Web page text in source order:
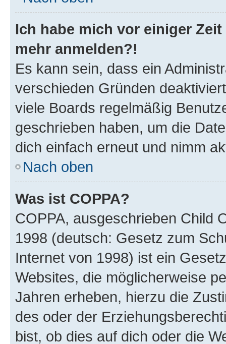
Ich habe mich vor einiger
mehr anmelden?!
Es kann sein, dass ein
verschieden Gründen
viele Boards regelmäßig
geschrieben haben, um die
dich einfach erneut und nimm
Nach oben
Was ist COPPA?
COPPA, ausgeschrieben Child
1998 (deutsch: Gesetz zum
Internet von 1998) ist ein
Websites, die möglicherweise
Jahren erheben, hierzu die
des oder der
bist, ob dies auf dich oder die